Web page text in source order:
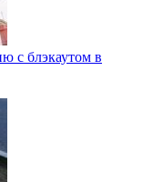
с блэкаутом в